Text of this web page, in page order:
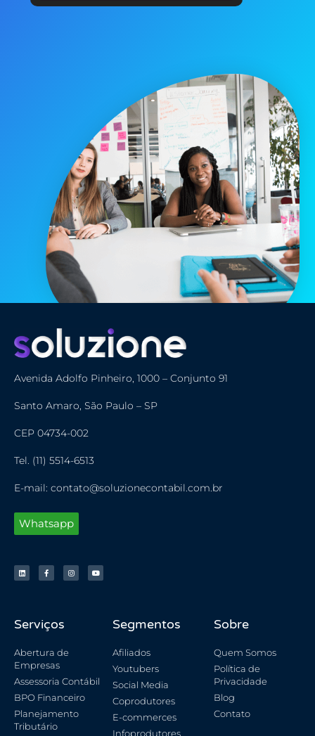
Avenida Adolfo Pinheiro, 1000 – Conjunto 91
Santo Amaro, São Paulo – SP
CEP 04734-002
Tel. (11) 5514-6513
E-mail: contato@soluzionecontabil.com.br
Whatsapp
Serviços
Abertura de
Empresas
Assessoria Contábil
BPO Financeiro
Planejamento
Tributário
Segmentos
Afiliados
Youtubers
Social Media
Coprodutores
E-commerces
Infoprodutores
Sobre
Quem Somos
Política de
Privacidade
Blog
Contato